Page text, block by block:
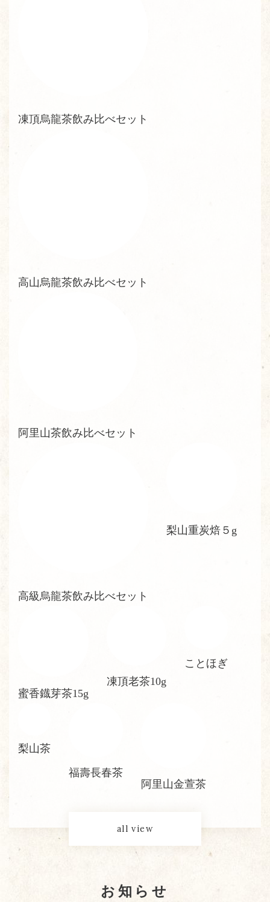
凍頂烏龍茶飲み比べセット
高山烏龍茶飲み比べセット
阿里山茶飲み比べセット
高級烏龍茶飲み比べセット
梨山重炭焙５g
蜜香鐡芽茶15g
凍頂老茶10g
ことほぎ
梨山茶
福壽長春茶
阿里山金萱茶
all view
お知らせ